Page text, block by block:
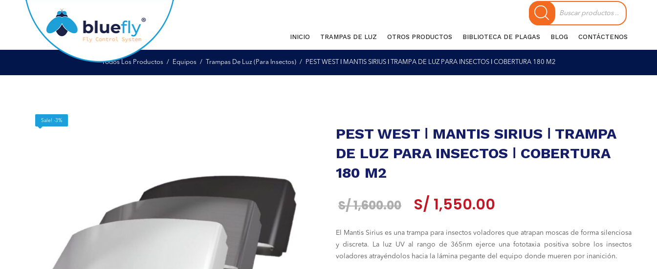
Búsqueda
de
productos
INICIO TRAMPAS DE LUZ OTROS PRODUCTOS BIBLIOTECA DE PLAGAS BLOG CONTÁCTENOS
Todos Los Productos Equipos Trampas De Luz (Para Insectos) PEST WEST ǀ MANTIS SIRIUS ǀ TRAMPA DE LUZ PARA INSECTOS ǀ COBERTURA 180 M2
Sale! -3%
PEST WEST ǀ MANTIS SIRIUS ǀ TRAMPA
DE LUZ PARA INSECTOS ǀ COBERTURA
180 M2
S/1,600.00
El
original
era:
S/ 1,550.00
actual
es:
El Mantis Sirius es una trampa para insectos voladores que atrapan moscas de forma silenciosa
y discreta. La luz UV al rango de 365nm ejerce una fototaxia positiva sobre los insectos
voladores atrayéndolos hacia la lámina pegante del equipo donde mueren por inanición.